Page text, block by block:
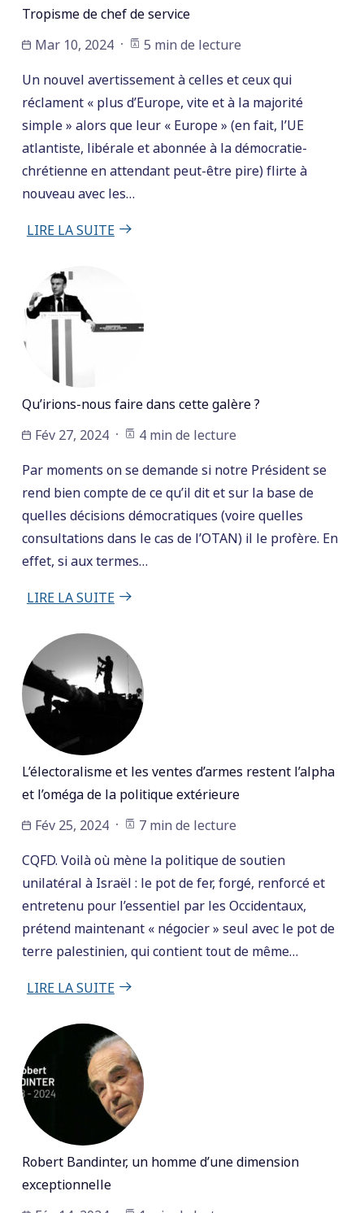
Tropisme de chef de service
Mar 10, 2024
5 min de lecture
Un nouvel avertissement à celles et ceux qui
réclament « plus d’Europe, vite et à la majorité
simple » alors que leur « Europe » (en fait, l’UE
atlantiste, libérale et abonnée à la démocratie-
chrétienne en attendant peut-être pire) flirte à
nouveau avec les…
LIRE LA SUITE
Qu’irions-nous faire dans cette galère ?
Fév 27, 2024
4 min de lecture
Par moments on se demande si notre Président se
rend bien compte de ce qu’il dit et sur la base de
quelles décisions démocratiques (voire quelles
consultations dans le cas de l’OTAN) il le profère. En
effet, si aux termes…
LIRE LA SUITE
L’électoralisme et les ventes d’armes restent l’alpha
et l’oméga de la politique extérieure
Fév 25, 2024
7 min de lecture
CQFD. Voilà où mène la politique de soutien
unilatéral à Israël : le pot de fer, forgé, renforcé et
entretenu pour l’essentiel par les Occidentaux,
prétend maintenant « négocier » seul avec le pot de
terre palestinien, qui contient tout de même…
LIRE LA SUITE
Robert Bandinter, un homme d’une dimension
exceptionnelle